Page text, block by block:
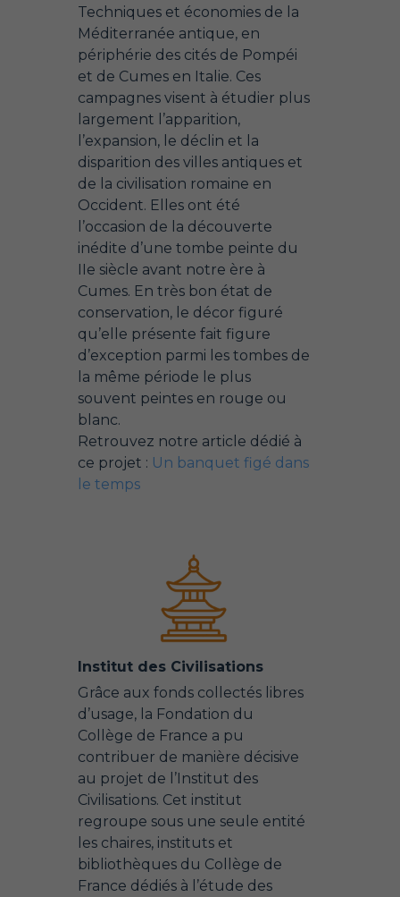
Techniques et économies de la
Méditerranée antique, en
périphérie des cités de Pompéi
et de Cumes en Italie. Ces
campagnes visent à étudier plus
largement l’apparition,
l’expansion, le déclin et la
disparition des villes antiques et
de la civilisation romaine en
Occident. Elles ont été
l’occasion de la découverte
inédite d’une tombe peinte du
IIe siècle avant notre ère à
Cumes. En très bon état de
conservation, le décor figuré
qu’elle présente fait figure
d’exception parmi les tombes de
la même période le plus
souvent peintes en rouge ou
blanc.
Retrouvez notre article dédié à
ce projet : Un banquet figé dans
le temps
Institut des Civilisations
Grâce aux fonds collectés libres
d’usage, la Fondation du
Collège de France a pu
contribuer de manière décisive
au projet de l’Institut des
Civilisations. Cet institut
regroupe sous une seule entité
les chaires, instituts et
bibliothèques du Collège de
France dédiés à l’étude des